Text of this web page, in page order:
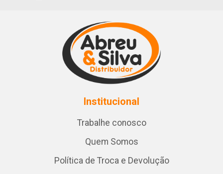
Institucional
Trabalhe conosco
Quem Somos
Política de Troca e Devolução